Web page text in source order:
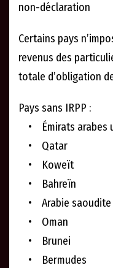
non-déclaration
Certains pays
revenus des
totale d’obligation
Pays sans IRPP :
• Émirats arabes
• Qatar
• Koweït
• Bahreïn
• Arabie saoudite
• Oman
• Brunei
• Bermudes